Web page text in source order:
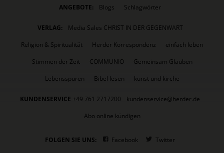
ANGEBOTE: Blogs Schlagwörter
VERLAG:
Media Sales CHRIST IN DER GEGENWART
Religion & Spiritualität
Herder Korrespondenz
einfach leben
Stimmen der Zeit
COMMUNIO
Gemeinsam Glauben
Lebensspuren
Bibel lesen kunst und kirche
KUNDENSERVICE +49 761 2717200
kundenservice@herder.de
Abo online kündigen
FOLGEN SIE UNS: Facebook Twitter